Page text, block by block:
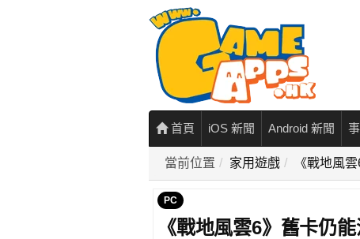
首頁 iOS 新聞 Android 新聞
當前位置 家用遊戲 《戰地風
PC
《戰地風雲6》舊卡仍